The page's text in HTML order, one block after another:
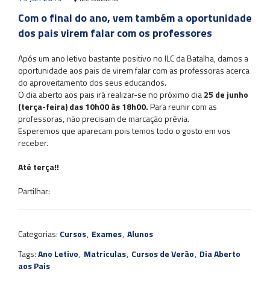
Com o final do ano, vem também a oportunidade
dos pais virem falar com os professores
Após um ano letivo bastante positivo no ILC da Batalha, damos a
oportunidade aos pais de virem falar com as professoras acerca
do aproveitamento dos seus educandos.
O dia aberto aos pais irá realizar-se no próximo dia25 de junho
(terça-feira) das 10h00 às 18h00.Para reunir com as
professoras, não precisam de marcação prévia.
Esperemos que aparecam pois temos todo o gosto em vos
receber.
Até terça!!
Partilhar:
Categorias: Cursos, Exames, Alunos
Tags:Ano Letivo, Matriculas, Cursos de Verão, Dia Aberto
aos Pais